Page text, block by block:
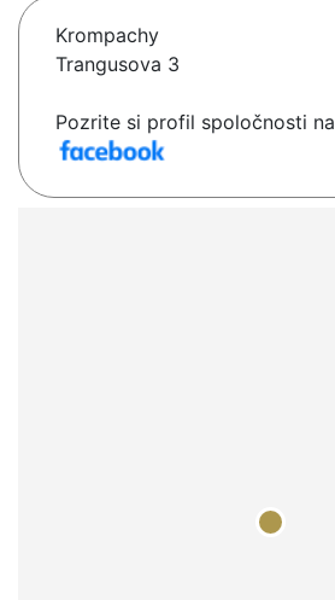
Krompachy
Trangusova 3
Pozrite si profil spoločnosti na